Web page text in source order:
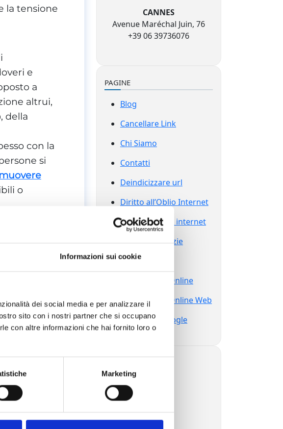
Informazioni sui cookie
dei social media e per analizzare il
sito con i nostri partner che si occupano
con altre informazioni che hai fornito loro o
Marketing
la tensione
e
a
altrui,
della
con la
si
o
di
sono
e i
di
un
o
duraturo
CANNES
Avenue Maréchal Juin, 76
+39 06 39736076
PAGINE
Blog
Cancellare Link
Chi Siamo
Contatti
Deindicizzare url
Diritto all’Oblio Internet
Diritto all’oblio internet
Eliminare Notizie
Grazie
Reputazione Online
Reputazione Online Web
Sparire da Google
syrus.today
syrus.dev
syrus.es
syrus.com.br
syrus.jp